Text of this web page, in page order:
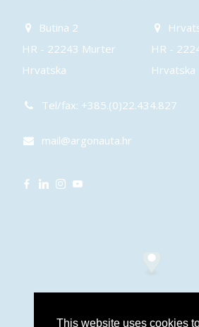
This website uses cookies
Butina 2
HR - 22243 Murter
Hrvatska
HR -
Hrvatska
Tel/fax: +385.(0)22.434.827
mail@argonauta.hr